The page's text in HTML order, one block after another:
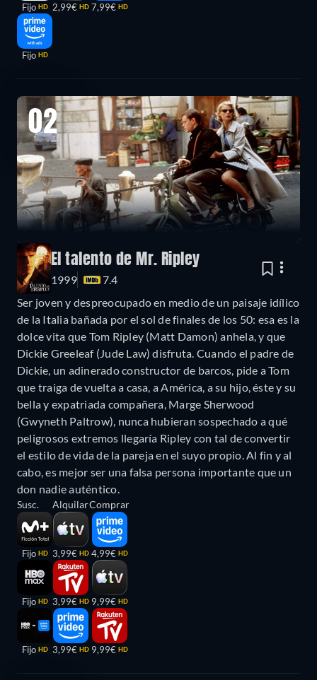
Fijo HD
Fijo HD
2,99€ HD 7,99€ HD
02
El talento de Mr. Ripley
1999
7.4
Ser joven y despreocupado en medio de un paisaje idílico
de la Italia bañada por el sol de finales de los 50: esa es la
dolce vita que Tom Ripley (Matt Damon) anhela, y que
Dickie Greeleaf (Jude Law) disfruta. Cuando el padre de
Dickie, un adinerado constructor de barcos, pide a Tom
que traiga de vuelta a casa, a América, a su hijo, éste y su
bella y expatriada compañera, Marge Sherwood
(Gwyneth Paltrow), nunca hubieran sospechado a qué
peligrosos extremos llegaría Ripley con tal de convertir
el estilo de vida de la pareja en el suyo propio. Al fin y al
cabo, es mejor ser una falsa persona importante que un
don nadie auténtico.
Susc.
Fijo HD
Fijo HD
Fijo HD
Alquilar
3,99€ HD
3,99€ HD
3,99€ HD
Comprar
4,99€ HD
9,99€ HD
9,99€ HD